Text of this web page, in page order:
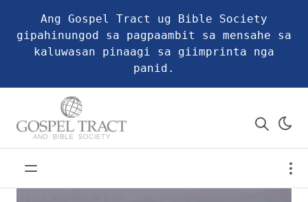
Ang Gospel Tract ug Bible Society
gipahinungod sa pagpaambit sa mensahe sa
kaluwasan pinaagi sa giimprinta nga
panid.